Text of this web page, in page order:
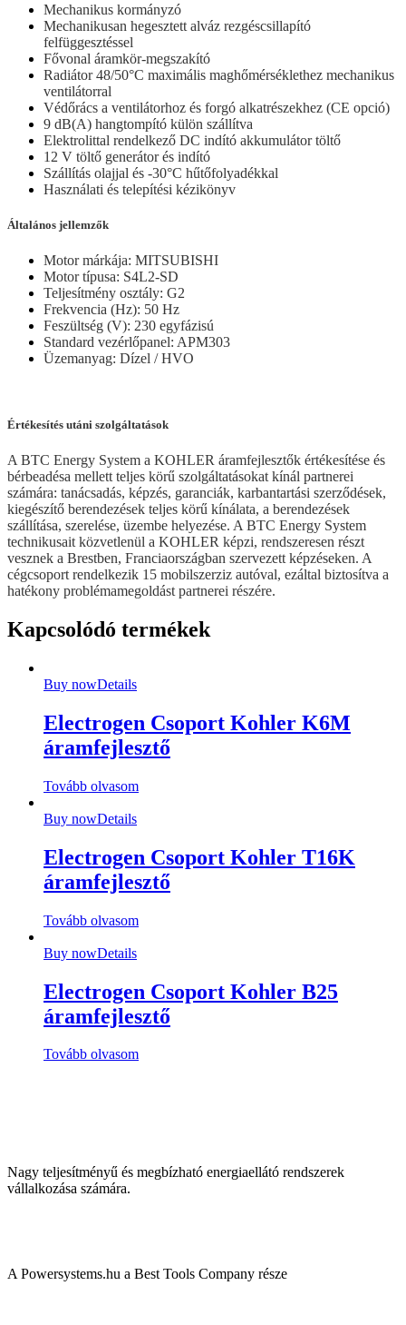
Mechanikus kormányzó
Mechanikusan hegesztett alváz rezgéscsillapító
felfüggesztéssel
Fővonal áramkör-megszakító
Radiátor 48/50°C maximális maghőmérséklethez mechanikus
ventilátorral
Védőrács a ventilátorhoz és forgó alkatrészekhez (CE opció)
9 dB(A) hangtompító külön szállítva
Elektrolittal rendelkező DC indító akkumulátor töltő
12 V töltő generátor és indító
Szállítás olajjal és -30°C hűtőfolyadékkal
Használati és telepítési kézikönyv
Általános jellemzők
Motor márkája: MITSUBISHI
Motor típusa: S4L2-SD
Teljesítmény osztály: G2
Frekvencia (Hz): 50 Hz
Feszültség (V): 230 egyfázisú
Standard vezérlőpanel: APM303
Üzemanyag: Dízel / HVO
Értékesítés utáni szolgáltatások
A BTC Energy System a KOHLER áramfejlesztők értékesítése és
bérbeadésa mellett teljes körű szolgáltatásokat kínál partnerei
számára: tanácsadás, képzés, garanciák, karbantartási szerződések,
kiegészítő berendezések teljes körű kínálata, a berendezések
szállítása, szerelése, üzembe helyezése. A BTC Energy System
technikusait közvetlenül a KOHLER képzi, rendszeresen részt
vesznek a Brestben, Franciaországban szervezett képzéseken. A
cégcsoport rendelkezik 15 mobilszerziz autóval, ezáltal biztosítva a
hatékony problémamegoldást partnerei részére.
Kapcsolódó termékek
Buy nowDetails
Electrogen Csoport Kohler K6M
áramfejlesztő
Tovább olvasom
Buy nowDetails
Electrogen Csoport Kohler T16K
áramfejlesztő
Tovább olvasom
Buy nowDetails
Electrogen Csoport Kohler B25
áramfejlesztő
Tovább olvasom
Nagy teljesítményű és megbízható energiaellátó rendszerek
vállalkozása számára.
A Powersystems.hu a Best Tools Company része